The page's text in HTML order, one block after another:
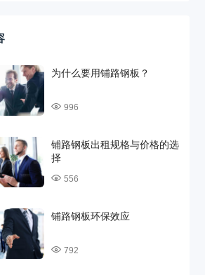
为什么要用铺路钢板？
996
铺路钢板出租规格与价格的选
择
556
铺路钢板环保效应
792